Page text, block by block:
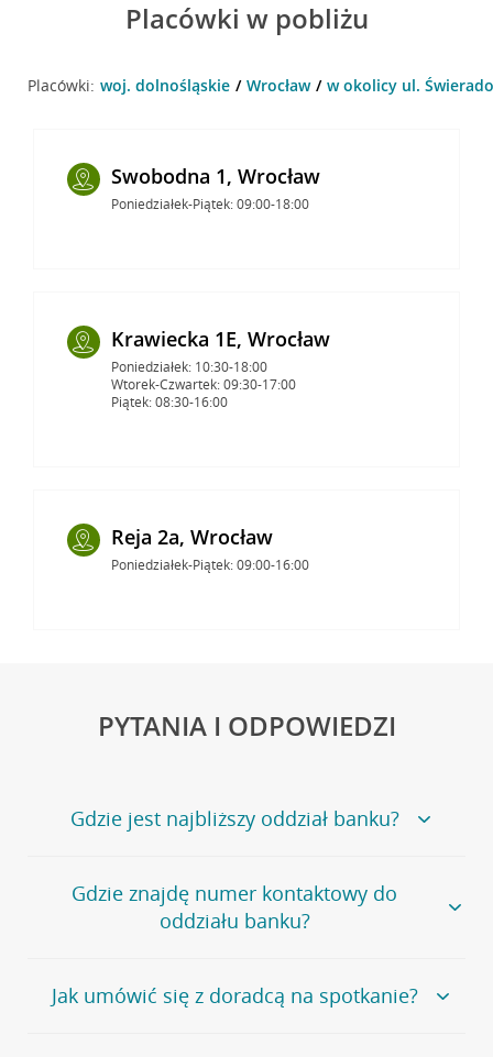
Placówki w pobliżu
Placówki: woj. dolnośląskie Wrocław w okolicy ul.
Swobodna 1, Wrocław
Poniedziałek-Piątek: 09:00-18:00
Krawiecka 1E, Wrocław
Poniedziałek: 10:30-18:00
Wtorek-Czwartek: 09:30-17:00
Piątek: 08:30-16:00
Reja 2a, Wrocław
Poniedziałek-Piątek: 09:00-16:00
PYTANIA I ODPOWIEDZI
Gdzie jest najbliższy oddział banku?
Jeśli szukasz oddziału naszego banku, zapraszamy na
stronęPlacówki i bankomaty, na której znajduje się
wygodna wyszukiwarka.
oddziałów
Gdzie znajdę numer kontaktowy do
oddziału banku?
Bank Credit Agricole nie udostępnia ogólnego numeru
telefonu do placówki bankowej.
Jak umówić się z doradcą na spotkanie?